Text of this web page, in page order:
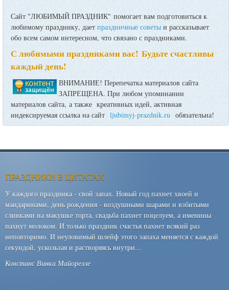
Сайт "ЛЮБИМЫЙ ПРАЗДНИК" помогает вам подготовиться к
любимому празднику, даетпраздничные советы и рассказывает
обо всем самом интересном, что связано с праздниками.
С любимыми праздниками вас! Будьте счастливы
каждый день!
ВНИМАНИЕ! Перепечатка материалов сайта
ЗАПРЕЩЕНА. При любом упоминании
материалов сайта, а также креативных идей, активная
индексируемая ссылка на сайт ljubimyj-prazdnik.ru обязательна!
ПРАЗДНИКИ В ЦИТАТАХ
У каждого праздника - свой запах. Новый год пахнет хвоей и
мандаринами, день рождения - воздушными шарами и взбитыми
сливками на макушке торта, свадьба пахнет поцелуем, а именины
пахнут молоком. И только праздник счастья пахнет всякий раз
неповторимо. И неуловимый шлейф этого запаха меняется с каждой
секундой, ускользая и растворяясь внутри…
Констанс Винка Майорелле